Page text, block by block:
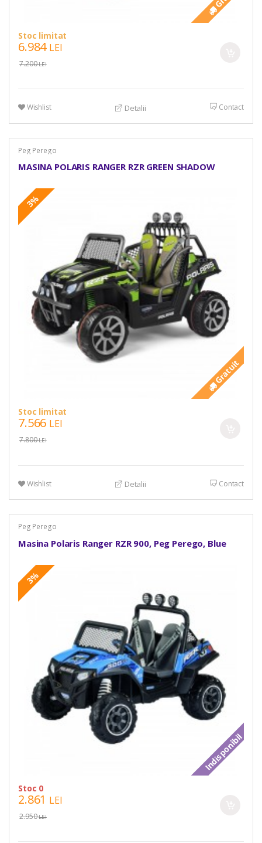
Stoc limitat
6.984 LEI
7.200LEI
Wishlist Detalii Contact
Peg Perego
MASINA POLARIS RANGER RZR GREEN SHADOW
3%
Gratuit
Stoc limitat
7.566 LEI
7.800LEI
Wishlist Detalii Contact
Peg Perego
Masina Polaris Ranger RZR 900, Peg Perego, Blue
3%
Indisponibil
Stoc 0
2.861 LEI
2.950LEI